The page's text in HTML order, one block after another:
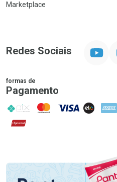
Marketplace
Redes Sociais
formas de
Pagamento
PIX MasterCard
VISA ELO AMEX
Hipercard
Promoção em